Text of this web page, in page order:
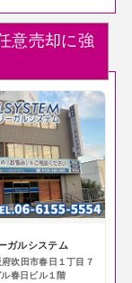
意売却に強
ガルシステム
吹田市春日１丁目７
春日ビル１階